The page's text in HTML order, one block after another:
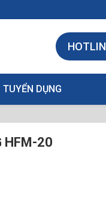
TUYỂN DỤNG
HFM-20